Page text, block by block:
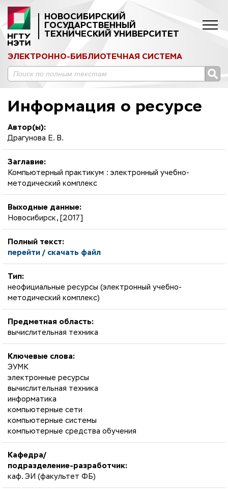
НОВОСИБИРСКИЙ
ГОСУДАРСТВЕННЫЙ
ТЕХНИЧЕСКИЙ УНИВЕРСИТЕТ
ЭЛЕКТРОННО-БИБЛИОТЕЧНАЯ СИСТЕМА
Информация о ресурсе
Автор(ы):
Драгунова Е. В.
Заглавие:
Компьютерный практикум : электронный учебно-
методический комплекс
Выходные данные:
Новосибирск, [2017]
Полный текст:
перейти / скачать файл
Тип:
неофициальные ресурсы (электронный учебно-
методический комплекс)
Предметная область:
вычислительная техника
Ключевые слова:
ЭУМК
электронные ресурсы
вычислительная техника
информатика
компьютерные сети
компьютерные системы
компьютерные средства обучения
Кафедра/
подразделение-разработчик:
каф. ЭИ (факультет ФБ)